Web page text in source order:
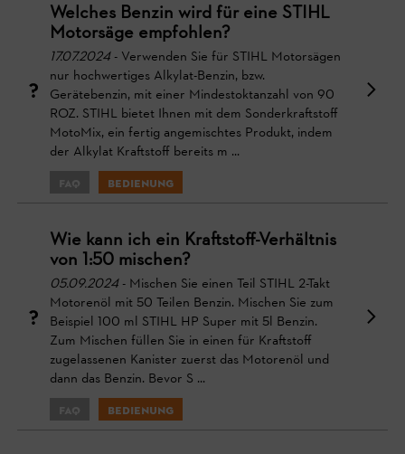
Welches Benzin wird für eine STIHL
Motorsäge empfohlen?
17.07.2024- Verwenden Sie für STIHL Motorsägen
nur hochwertiges Alkylat-Benzin, bzw.
Gerätebenzin, mit einer Mindestoktanzahl von 90
ROZ. STIHL bietet Ihnen mit dem Sonderkraftstoff
MotoMix, ein fertig angemischtes Produkt, indem
der Alkylat Kraftstoff bereits m ...
FAQ Bedienung
Wie kann ich ein Kraftstoff-Verhältnis
von 1:50 mischen?
05.09.2024- Mischen Sie einen Teil STIHL 2-Takt
Motorenöl mit 50 Teilen Benzin. Mischen Sie zum
Beispiel 100 ml STIHL HP Super mit 5l Benzin.
Zum Mischen füllen Sie in einen für Kraftstoff
zugelassenen Kanister zuerst das Motorenöl und
dann das Benzin. Bevor S ...
FAQ Bedienung